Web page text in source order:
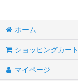
ホーム
ショッピングカート
マイページ